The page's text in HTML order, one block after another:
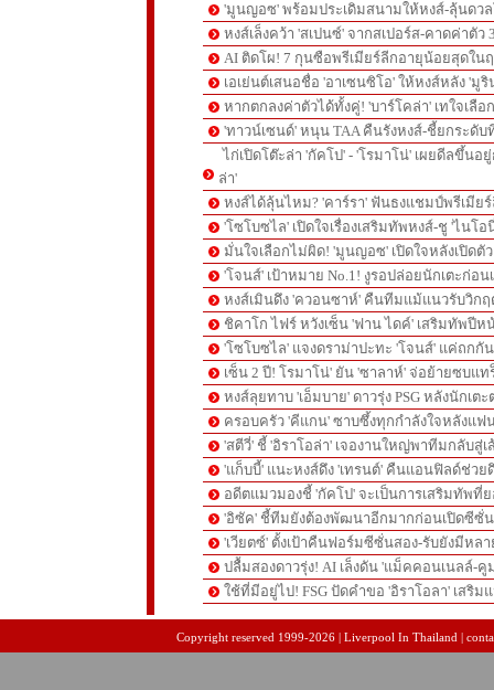
'มูนญอซ' พร้อมประเดิมสนามให้หงส์-ลุ้นดว
หงส์เล็งคว้า 'สเปนซ์' จากสเปอร์ส-คาดค่าตัว
AI ติดโผ! 7 กุนซือพรีเมียร์ลีกอายุน้อยสุดใน
เอเย่นต์เสนอชื่อ 'อาเซนซิโอ' ให้หงส์หลัง 'มู
หากตกลงค่าตัวได้ทั้งคู่! 'บาร์โคล่า' เทใจเลือ
'ทาวน์เซนด์' หนุน TAA คืนรังหงส์-ชี้ยกระดั
ไก่เปิดโต๊ะล่า 'กัคโป' - 'โรมาโน่' เผยดีลขึ้นอ
ล่า'
หงส์ได้ลุ้นไหม? 'คาร์รา' ฟันธงแชมป์พรีเมีย
'โซโบซไล' เปิดใจเรื่องเสริมทัพหงส์-ชู 'ไนโ
มั่นใจเลือกไม่ผิด! 'มูนญอซ' เปิดใจหลังเปิดตั
'โจนส์' เป้าหมาย No.1! งูรอปล่อยนักเตะก่อ
หงส์เมินดึง 'ควอนซาห์' คืนทีมแม้แนวรับวิก
ชิคาโก ไฟร์ หวังเซ็น 'ฟาน ไดค์' เสริมทัพปีห
'โซโบซไล' แจงดราม่าปะทะ 'โจนส์' แค่ถกกั
เซ็น 2 ปี! โรมาโน่' ยัน 'ซาลาห์' จ่อย้ายซบแ
หงส์ลุยทาบ 'เอ็มบาย' ดาวรุ่ง PSG หลังนักเต
ครอบครัว 'คีแกน' ซาบซึ้งทุกกำลังใจหลังแฟ
'สตีวี่' ชี้ 'อิราโอล่า' เจองานใหญ่พาทีมกลับสู่
'แก็บบี้' แนะหงส์ดึง 'เทรนต์' คืนแอนฟิลด์ช่วย
อดีตแมวมองชี้ 'กัคโป' จะเป็นการเสริมทัพที่
'อิซัค' ชี้ทีมยังต้องพัฒนาอีกมากก่อนเปิดซีซั่
'เวียตซ์' ตั้งเป้าคืนฟอร์มซีซั่นสอง-รับยังมีหล
ปลื้มสองดาวรุ่ง! AI เล็งดัน 'แม็คคอนเนลล์-
ใช้ที่มีอยู่ไป! FSG ปัดคำขอ 'อิราโอลา' เสริม
Copyright reserved 1999-2026 | Liverpool In Thailand |